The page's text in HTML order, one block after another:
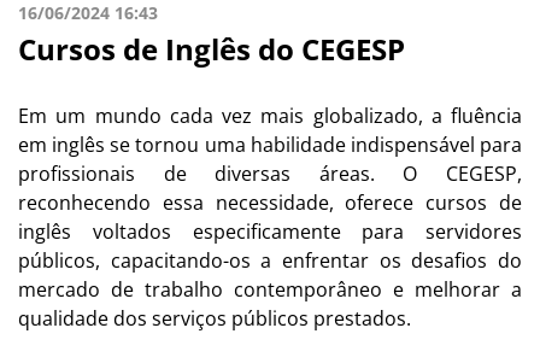
16/06/2024 16:43
Cursos de Inglês do CEGESP
Em um mundo cada vez mais globalizado, a fluência
em inglês se tornou uma habilidade indispensável para
profissionais de diversas áreas. O CEGESP,
reconhecendo essa necessidade, oferece cursos de
inglês voltados especificamente para servidores
públicos, capacitando-os a enfrentar os desafios do
mercado de trabalho contemporâneo e melhorar a
qualidade dos serviços públicos prestados.